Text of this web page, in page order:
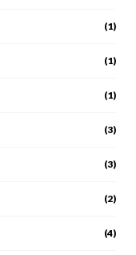
(1)
(1)
(1)
(3)
(3)
(2)
(4)